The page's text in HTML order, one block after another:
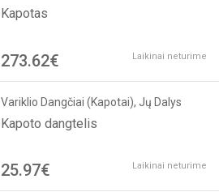
Kapotas
273.62€ Laikinai neturime
Variklio Dangčiai (Kapotai), Jų Dalys
Kapoto dangtelis
25.97€ Laikinai neturime